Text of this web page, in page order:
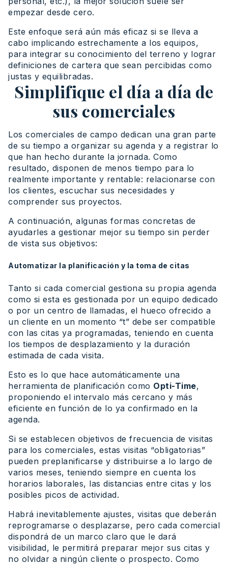
empezar desde cero.
Este enfoque será aún más eficaz si se lleva a
cabo implicando estrechamente a los equipos,
para integrar su conocimiento del terreno y lograr
definiciones de cartera que sean percibidas como
justas y equilibradas.
Simplifique el día a día de
sus comerciales
Los comerciales de campo dedican una gran parte
de su tiempo a organizar su agenda y a registrar lo
que han hecho durante la jornada. Como
resultado, disponen de menos tiempo para lo
realmente importante y rentable: relacionarse con
los clientes, escuchar sus necesidades y
comprender sus proyectos.
A continuación, algunas formas concretas de
ayudarles a gestionar mejor su tiempo sin perder
de vista sus objetivos:
Automatizar la planificación y la toma de citas
Tanto si cada comercial gestiona su propia agenda
como si esta es gestionada por un equipo dedicado
o por un centro de llamadas, el hueco ofrecido a
un cliente en un momento “t” debe ser compatible
con las citas ya programadas, teniendo en cuenta
los tiempos de desplazamiento y la duración
estimada de cada visita.
Esto es lo que hace automáticamente una
herramienta de planificación como Opti-Time,
proponiendo el intervalo más cercano y más
eficiente en función de lo ya confirmado en la
agenda.
Si se establecen objetivos de frecuencia de visitas
para los comerciales, estas visitas “obligatorias”
pueden preplanificarse y distribuirse a lo largo de
varios meses, teniendo siempre en cuenta los
horarios laborales, las distancias entre citas y los
posibles picos de actividad.
Habrá inevitablemente ajustes, visitas que deberán
reprogramarse o desplazarse, pero cada comercial
dispondrá de un marco claro que le dará
visibilidad, le permitirá preparar mejor sus citas y
no olvidar a ningún cliente o prospecto. Como